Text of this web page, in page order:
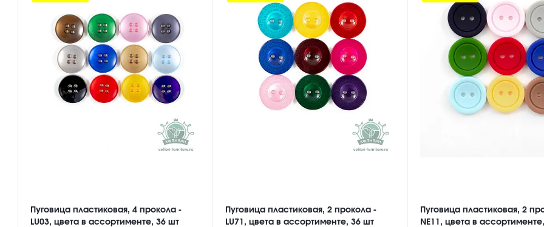
Пуговица пластиковая, 4 прокола -
LU03, цвета в ассортименте, 36 шт
Пуговица пластиковая, 2 прокола -
LU71, цвета в ассортименте, 36 шт
Пуговица пластиковая, 2
NE11, цвета в